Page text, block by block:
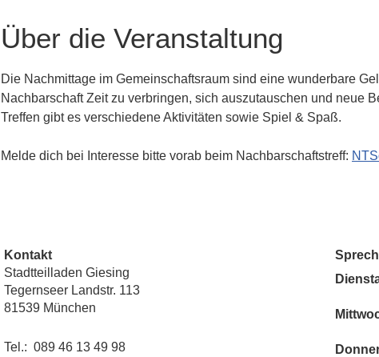
Über die Veranstaltung
Die Nachmittage im Gemeinschaftsraum sind eine wunderbare
Nachbarschaft Zeit zu verbringen, sich auszutauschen und neue
Treffen gibt es verschiedene Aktivitäten sowie Spiel & Spaß.
Melde dich bei Interesse bitte vorab beim Nachbarschaftstreff:
Kontakt
Stadtteilladen Giesing
Tegernseer Landstr. 113
81539 München
Tel.: 089 46 13 49 98